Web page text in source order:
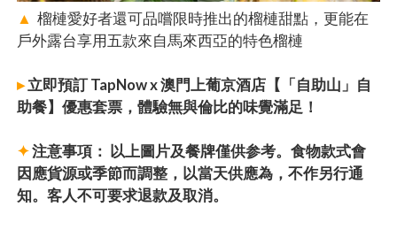
▲榴槤愛好者還可品嚐限時推出的榴槤甜點，更能在
戶外露台享用五款來自馬來西亞的特色榴槤
▸立即預訂 TapNow x 澳門上葡京酒店【「自助山」自
助餐】優惠套票，體驗無與倫比的味覺滿足！
✦注意事項： 以上圖片及餐牌僅供参考。食物款式會
因應貨源或季節而調整，以當天供應為，不作另行通
知。客人不可要求退款及取消。